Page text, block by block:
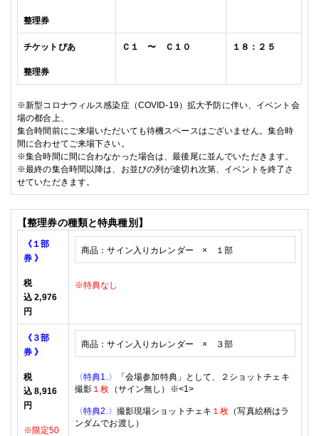
整理券
チケットぴあ
整理券
Ｃ１ 〜 Ｃ１０ １８：２５
※新型コロナウィルス感染症（COVID-19）拡大予防に伴い、イベント会
場の都合上、
集合時間前にご来場いただいても待機スペースはございません。集合時
間に合わせてご来場下さい。
※集合時間に間に合わなかった場合は、最後尾に並んでいただきます。
※最終の集合時間以降は、お並びの列が途切れ次第、イベントを終了さ
せていただきます。
【整理券の種類と特典種別】
《１部
券 》
税
込 2,976
円
商品：サイン入りカレンダー × １部
※特典なし
《３部
券 》
税
込 8,916
円
※限定50
商品：サイン入りカレンダー × ３部
〈特典1.〉 「会場参加特典」として、
２ショットチェキ
撮影 １枚 （サイン無し） ※<1>
〈特典2.〉 撮影現場ショットチェキ １枚 （写真絵柄はラ
ンダムでお渡し）